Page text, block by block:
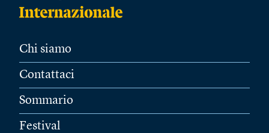
Chi siamo
Contattaci
Sommario
Festival